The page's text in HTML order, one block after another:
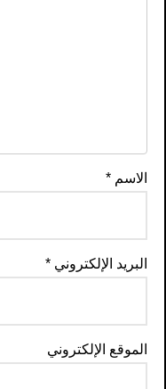
الاسم*
البريد الإلكتروني*
الموقع الإلكتروني